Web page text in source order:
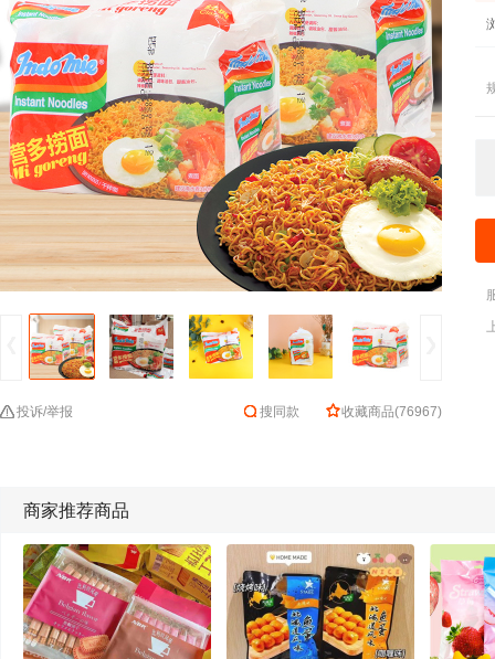
投诉/举报 搜同款 收藏商品(76967)
商家推荐商品